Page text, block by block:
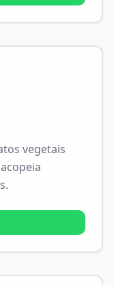
vegetais